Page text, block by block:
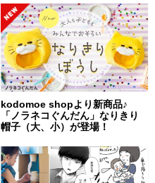
kodomoe shopより新商品♪
「ノラネコぐんだん」なりきり
帽子（大、小）が登場！